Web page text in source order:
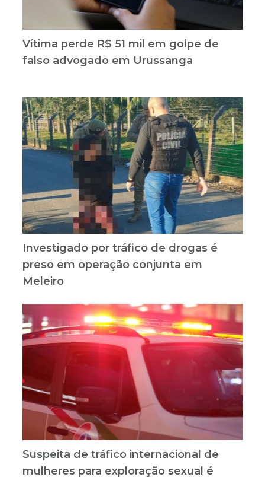
Vítima perde R$ 51 mil em golpe de
falso advogado em Urussanga
Investigado por tráfico de drogas é
preso em operação conjunta em
Meleiro
Suspeita de tráfico internacional de
mulheres para exploração sexual é